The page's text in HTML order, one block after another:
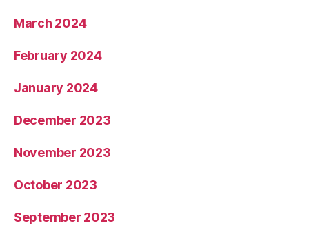
March 2024
February 2024
January 2024
December 2023
November 2023
October 2023
September 2023